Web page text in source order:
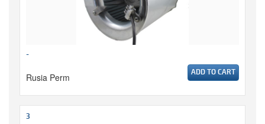
-
Rusia Perm ADD TO CART
3